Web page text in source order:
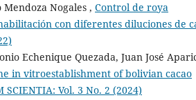
Nogales , Control de roya
con diferentes diluciones de
Echenique Quezada, Juan José
in vitroestablishment of bolivian cacao
SCIENTIA: Vol. 3 No. 2 (2024)